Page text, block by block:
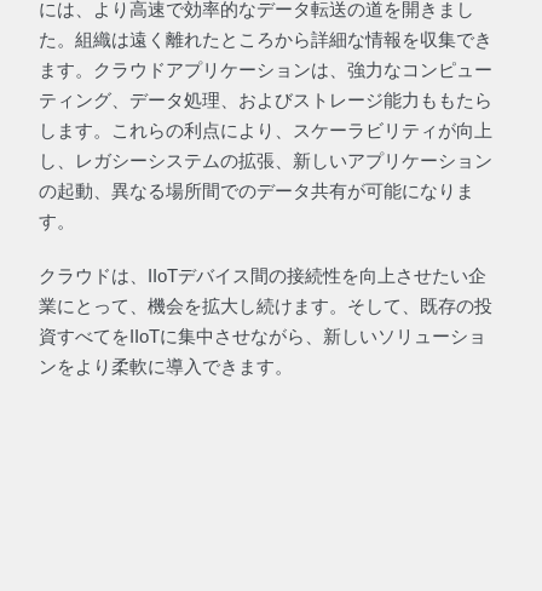
には、より高速で効率的なデータ転送の道を開きまし
た。組織は遠く離れたところから詳細な情報を収集でき
ます。クラウドアプリケーションは、強力なコンピュー
ティング、データ処理、およびストレージ能力ももたら
します。これらの利点により、スケーラビリティが向上
し、レガシーシステムの拡張、新しいアプリケーション
の起動、異なる場所間でのデータ共有が可能になりま
す。
クラウドは、IIoTデバイス間の接続性を向上させたい企
業にとって、機会を拡大し続けます。そして、既存の投
資すべてをIIoTに集中させながら、新しいソリューショ
ンをより柔軟に導入できます。